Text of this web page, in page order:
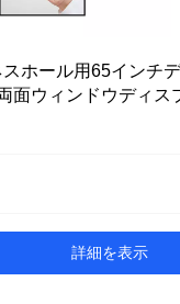
ホール用65インチ
面ウィンドウディス
詳細を表示